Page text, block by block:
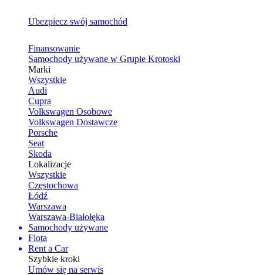
Ubezpiecz swój samochód
Finansowanie
Samochody używane w Grupie Krotoski
Marki
Wszystkie
Audi
Cupra
Volkswagen Osobowe
Volkswagen Dostawcze
Porsche
Seat
Skoda
Lokalizacje
Wszystkie
Częstochowa
Łódź
Warszawa
Warszawa-Białołęka
Samochody używane
Flota
Rent a Car
Szybkie kroki
Umów się na serwis